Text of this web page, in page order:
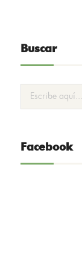
Buscar
Facebook